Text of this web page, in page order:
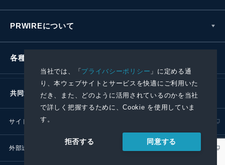
当社では、「プライバシーポリシー 」に定める通
り、本ウェブサイトとサービスを快適にご利用いた
だき、また、どのように活用されているのかを当社
で詳しく把握するために、Cookie を使用していま
す。
拒否する 同意する
PRWIREについて
各種お問い合わせ
共同通信社グループ
サイトポリシー
外部送信ポリシー